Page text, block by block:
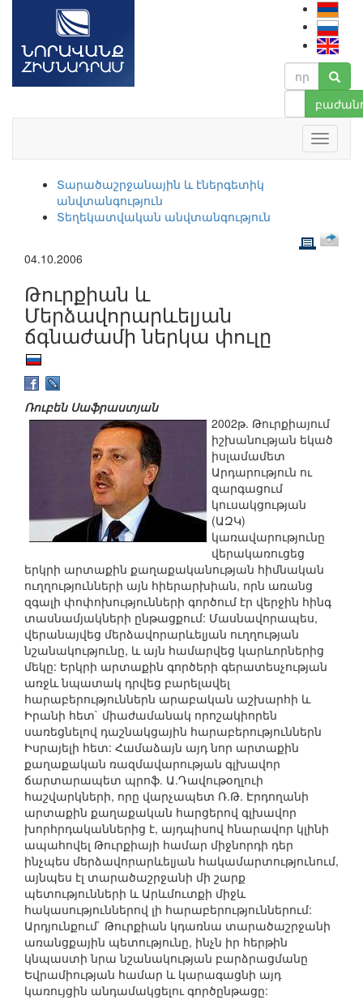
Տարածաշրջանային և էներգետիկ
անվտանգություն
Տեղեկատվական անվտանգություն
04.10.2006
Թուրքիան և
Մերձավորարևելյան
ճգնաժամի ներկա փուլը
Ռուբեն Սաֆրաստյան
2002թ. Թուրքիայում
իշխանության եկած
իսլամամետ
Արդարություն ու
զարգացում
կուսակցության
(ԱԶԿ)
կառավարությունը
վերակառուցեց
երկրի արտաքին քաղաքականության հիմնական
ուղղությունների այն հիերարխիան, որն առանց
զգալի փոփոխությունների գործում էր վերջին հինգ
տասնամյակների ընթացքում: Մասնավորապես,
վերանայվեց մերձավորարևելյան ուղղության
նշանակությունը, և այն համարվեց կարևորներից
մեկը: Երկրի արտաքին գործերի գերատեսչության
առջև նպատակ դրվեց բարելավել
հարաբերություններն արաբական աշխարհի և
Իրանի հետ` միաժամանակ որոշակիորեն
սառեցնելով դաշնակցային հարաբերություններն
Իսրայելի հետ: Համաձայն այդ նոր արտաքին
քաղաքական ռազմավարության գլխավոր
ճարտարապետ պրոֆ. Ա.Դավութօղլուի
հաշվարկների, որը վարչապետ Ռ.Թ. Էրդողանի
արտաքին քաղաքական հարցերով գլխավոր
խորհրդականներից է, այդպիսով հնարավոր կլինի
ապահովել Թուրքիայի համար միջնորդի դեր
ինչպես մերձավորարևելյան հակամարտությունում,
այնպես էլ տարածաշրջանի մի շարք
պետությունների և Արևմուտքի միջև
հակասություններով լի հարաբերություններում:
Արդյունքում` Թուրքիան կդառնա տարածաշրջանի
առանցքային պետությունը, ինչն իր հերթին
կնպաստի նրա նշանակության բարձրացմանը
Եվրամիության համար և կարագացնի այդ
կառույցին անդամակցելու գործընթացը: